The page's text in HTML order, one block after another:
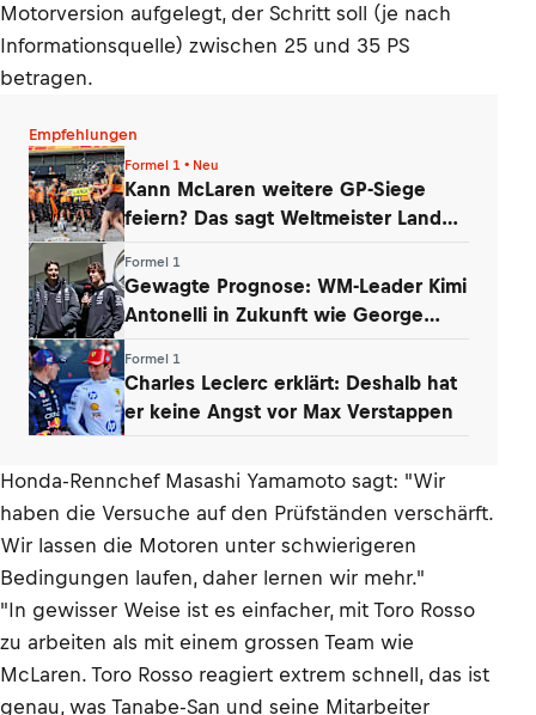
Motorversion aufgelegt, der Schritt soll (je nach
Informationsquelle) zwischen 25 und 35 PS
betragen.
Empfehlungen
Formel 1 • Neu
Kann McLaren weitere GP-Siege
feiern? Das sagt Weltmeister Lando
Formel 1
Gewagte Prognose: WM-Leader Kimi
Antonelli in Zukunft wie George
Formel 1
Charles Leclerc erklärt: Deshalb hat
er keine Angst vor Max Verstappen
Honda-Rennchef Masashi Yamamoto sagt: "Wir
haben die Versuche auf den Prüfständen verschärft.
Wir lassen die Motoren unter schwierigeren
Bedingungen laufen, daher lernen wir mehr."
"In gewisser Weise ist es einfacher, mit Toro Rosso
zu arbeiten als mit einem grossen Team wie
McLaren. Toro Rosso reagiert extrem schnell, das ist
genau, was Tanabe-San und seine Mitarbeiter